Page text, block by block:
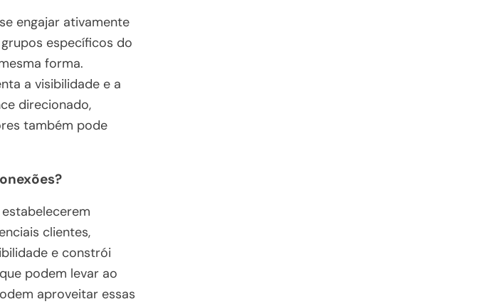
engajar ativamente
específicos do
forma.
a visibilidade e a
direcionado,
também pode
clientes,
e constrói
podem levar ao
aproveitar essas